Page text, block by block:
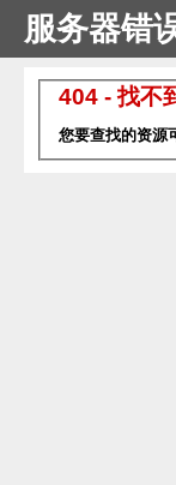
服务器错
404 - 找不
您要查找的资源